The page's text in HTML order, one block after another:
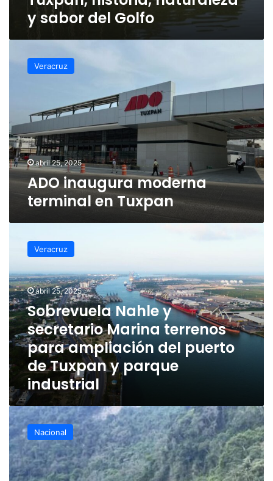
y sabor del Golfo
inaugura
modernaVeracruz
abril 25, 2025
ADO inaugura moderna
terminal en Tuxpan
Nahle
Marina
terrenos
para
ampliación
del
puerto
Tuxpan
parque
industrial
Veracruz
abril 25, 2025
Sobrevuela Nahle y
secretario Marina terrenos
para ampliación del puerto
de Tuxpan y parque
industrial
Tráiler
aplasta
automóvil
en
la
México-
Nacional